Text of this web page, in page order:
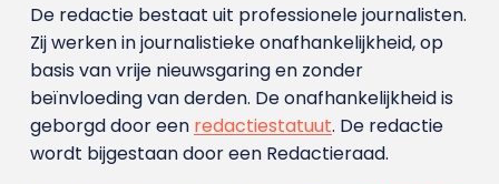
De redactie bestaat uit professionele journalisten.
Zij werken in journalistieke onafhankelijkheid, op
basis van vrije nieuwsgaring en zonder
beïnvloeding van derden. De onafhankelijkheid is
geborgd door een redactiestatuut. De redactie
wordt bijgestaan door een Redactieraad.